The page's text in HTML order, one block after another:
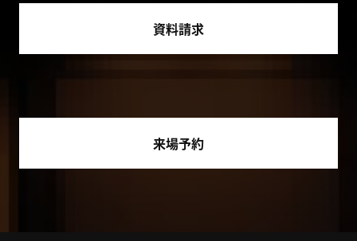
資料請求
来場予約